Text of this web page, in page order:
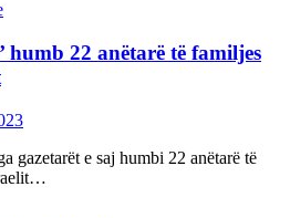
humb 22 anëtarë të familjes
gazetarët e saj humbi 22 anëtarë të